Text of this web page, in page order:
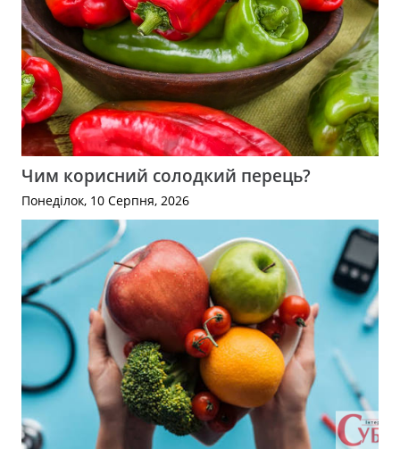
Чим корисний солодкий перець?
Понеділок, 10 Серпня, 2026